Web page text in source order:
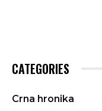
CATEGORIES
Crna hronika